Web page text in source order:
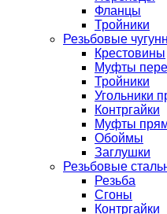
Фланцы
Тройники
Резьбовые
Крестовины
Муфты
Тройники
Угольники
Контргайки
Муфты
Обоймы
Заглушки
Резьбовые
Резьба
Сгоны
Контргайки